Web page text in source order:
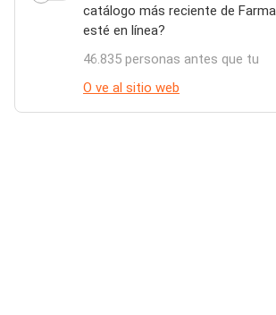
catálogo más reciente de
esté en línea?
46.835 personas antes que tu
O ve al sitio web